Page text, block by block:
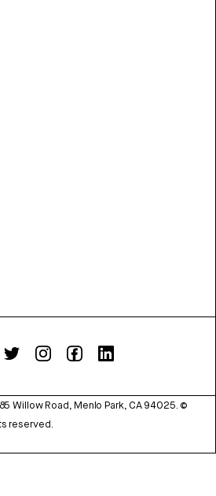
Willow Road, Menlo Park, CA 94025. ©
reserved.